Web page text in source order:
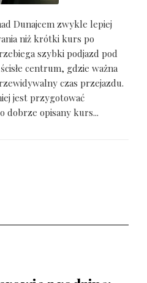
Dunajcem zwykle lepiej
niż krótki kurs po
szybki podjazd pod
centrum, gdzie ważna
czas przejazdu.
jest przygotować
dobrze opisany kurs...